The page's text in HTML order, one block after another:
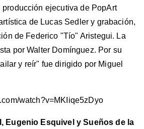
producción ejecutiva de PopArt
de Lucas Sedler y grabación,
de Federico "Tío" Aristegui. La
por Walter Domínguez. Por su
y reír" fue dirigido por Miguel
watch?v=MKIiqe5zDyo
Eugenio Esquivel y Sueños de la